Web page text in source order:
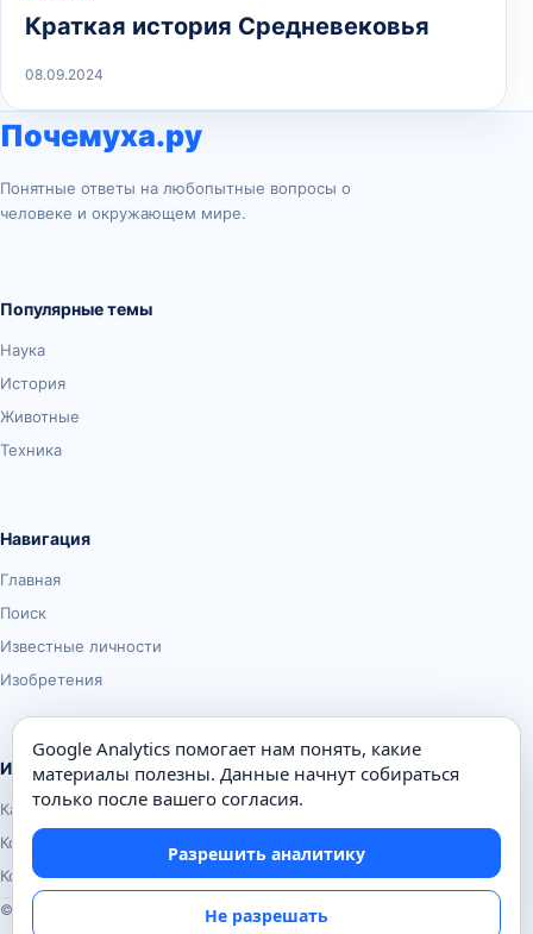
Краткая история Средневековья
08.09.2024
Почемуха.ру
Понятные ответы на любопытные вопросы о
человеке и окружающем мире.
Популярные темы
Наука
История
Животные
Техника
Навигация
Главная
Поиск
Известные личности
Изобретения
Информация
Карта сайта
Контакты
Конфиденциальность
© Почемуха.ру, 2010–2026
Google Analytics помогает нам понять, какие
материалы полезны. Данные начнут собираться
только после вашего согласия.
Разрешить аналитику
Не разрешать